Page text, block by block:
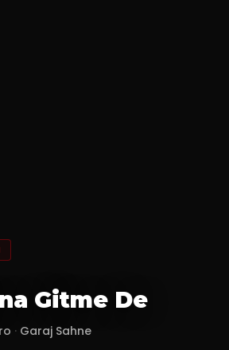
Gitme De
· Garaj Sahne